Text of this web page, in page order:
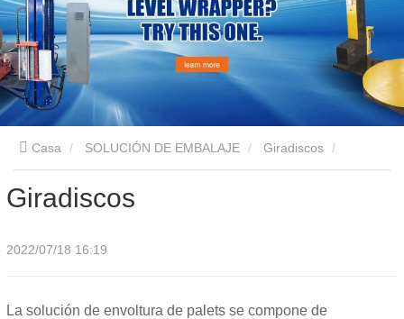
Casa SOLUCIÓN DE EMBALAJE Giradiscos
Giradiscos
Giradiscos
2022/07/18 16:19
La solución de envoltura de palets se compone de